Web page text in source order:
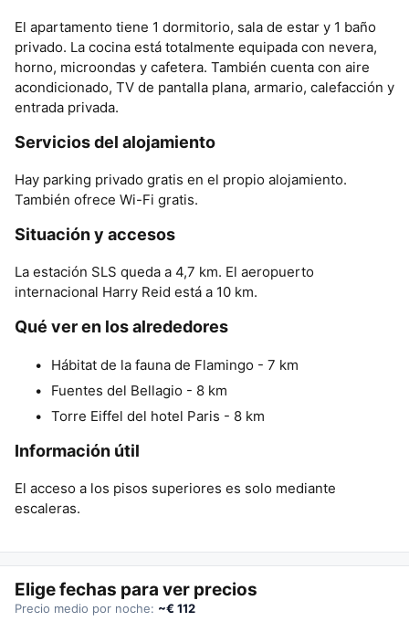
El apartamento tiene 1 dormitorio, sala de estar y 1 baño
privado. La cocina está totalmente equipada con nevera,
horno, microondas y cafetera. También cuenta con aire
acondicionado, TV de pantalla plana, armario, calefacción y
entrada privada.
Servicios del alojamiento
Hay parking privado gratis en el propio alojamiento.
También ofrece Wi-Fi gratis.
Situación y accesos
La estación SLS queda a 4,7 km. El aeropuerto
internacional Harry Reid está a 10 km.
Qué ver en los alrededores
Hábitat de la fauna de Flamingo - 7 km
Fuentes del Bellagio - 8 km
Torre Eiffel del hotel Paris - 8 km
Información útil
El acceso a los pisos superiores es solo mediante
escaleras.
Elige fechas para ver precios
Precio medio por noche: ~€ 112